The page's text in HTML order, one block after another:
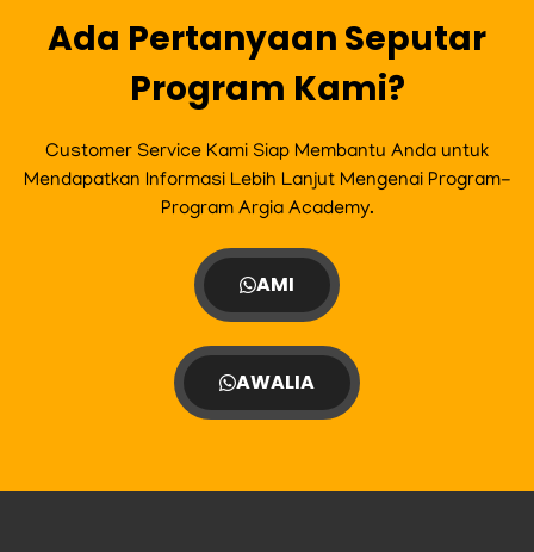
m
Ada Pertanyaan Seputar
Program Kami?
Customer Service Kami Siap Membantu Anda untuk
Mendapatkan Informasi Lebih Lanjut Mengenai Program-
Program Argia Academy.
AMI
AWALIA